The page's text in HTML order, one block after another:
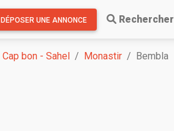
DÉPOSER UNE ANNONCE Rechercher
Cap bon - Sahel Monastir Bembla